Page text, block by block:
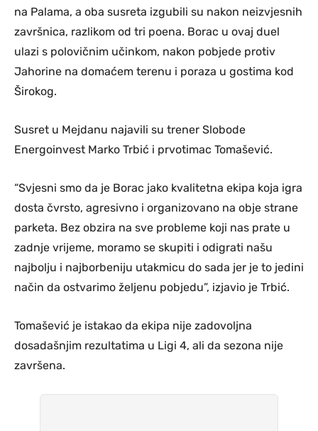
na Palama, a oba susreta izgubili su nakon neizvjesnih
završnica, razlikom od tri poena. Borac u ovaj duel
ulazi s polovičnim učinkom, nakon pobjede protiv
Jahorine na domaćem terenu i poraza u gostima kod
Širokog.
Susret u Mejdanu najavili su trener Slobode
Energoinvest Marko Trbić i prvotimac Tomašević.
“Svjesni smo da je Borac jako kvalitetna ekipa koja igra
dosta čvrsto, agresivno i organizovano na obje strane
parketa. Bez obzira na sve probleme koji nas prate u
zadnje vrijeme, moramo se skupiti i odigrati našu
najbolju i najborbeniju utakmicu do sada jer je to jedini
način da ostvarimo željenu pobjedu”, izjavio je Trbić.
Tomašević je istakao da ekipa nije zadovoljna
dosadašnjim rezultatima u Ligi 4, ali da sezona nije
završena.